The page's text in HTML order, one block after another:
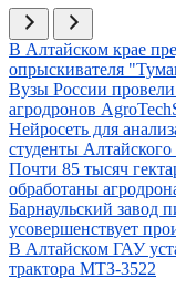
Иллюстрация новости
В Алтайском крае
опрыскивателя
Иллюстрация новости
Вузы России
агродронов
Иллюстрация
Нейросеть для
студенты
Иллюстрация
Почти 85 тысяч
обработаны
Иллюстрация
Барнаульский завод
усовершенствует
Иллюстрация
В Алтайском ГАУ
трактора МТЗ-3522